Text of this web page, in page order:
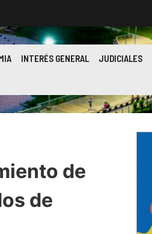
INTERÉS GENERAL JUDICIALES
de
de